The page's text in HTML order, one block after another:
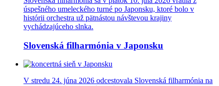
úspešného umeleckého turné po Japonsku, ktoré bolo v
histórii orchestra už pätnástou návštevou krajiny
vychádzajúceho slnka.
Slovenská filharmónia v Japonsku
V stredu 24. júna 2026 odcestovala Slovenská filharmónia na